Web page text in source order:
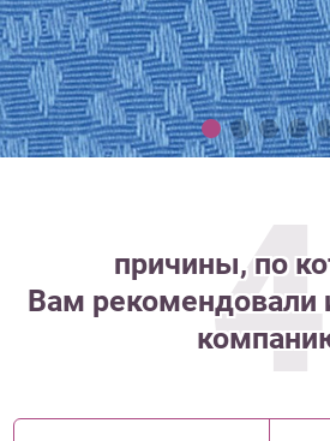
4
причины, по
Вам рекомендовали